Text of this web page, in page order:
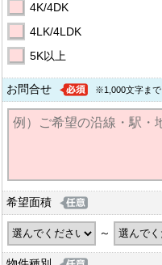
4K/4DK
4LK/4LDK
5K以上
お問合せ ※1,000文字まで
希望面積
～